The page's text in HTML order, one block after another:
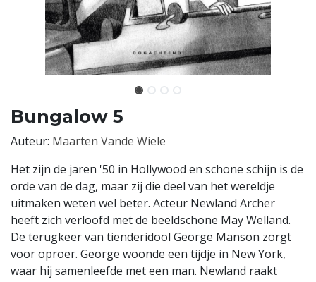
Bungalow 5
Auteur: Maarten Vande Wiele
Het zijn de jaren '50 in Hollywood en schone schijn is de
orde van de dag, maar zij die deel van het wereldje
uitmaken weten wel beter. Acteur Newland Archer
heeft zich verloofd met de beeldschone May Welland.
De terugkeer van tienderidool George Manson zorgt
voor oproer. George woonde een tijdje in New York,
waar hij samenleefde met een man. Newland raakt